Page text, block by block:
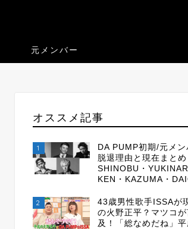
元メンバー
オススメ記事
1
DA PUMP初期/元メン
脱退理由と現在まとめ
SHINOBU・
KEN・KAZUMA・
2
43歳男性歌手ISSAが
の火野正平？マツコが
及！「総なめだね」